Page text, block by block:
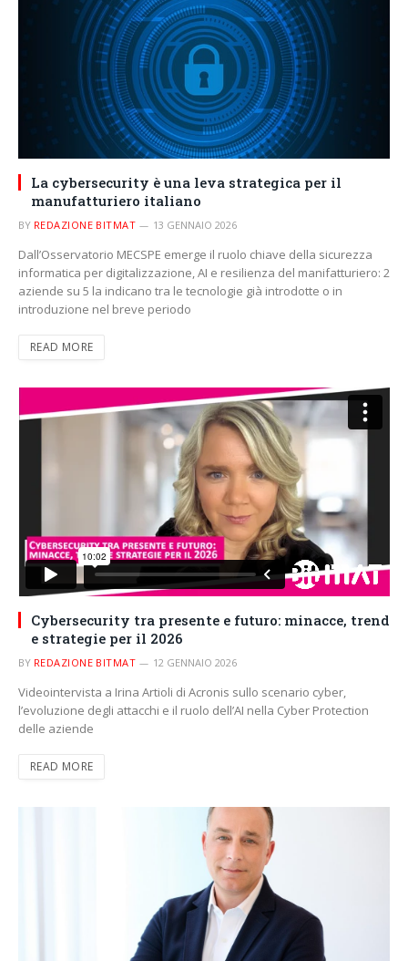
La cybersecurity è una leva strategica per il
manufatturiero italiano
BY REDAZIONE BITMAT 13 GENNAIO 2026
Dall’Osservatorio MECSPE emerge il ruolo chiave della sicurezza
informatica per digitalizzazione, AI e resilienza del manifatturiero: 2
aziende su 5 la indicano tra le tecnologie già introdotte o in
introduzione nel breve periodo
READ MORE
Cybersecurity tra presente e futuro: minacce, trend
e strategie per il 2026
BY REDAZIONE BITMAT 12 GENNAIO 2026
Videointervista a Irina Artioli di Acronis sullo scenario cyber,
l’evoluzione degli attacchi e il ruolo dell’AI nella Cyber Protection
delle aziende
READ MORE